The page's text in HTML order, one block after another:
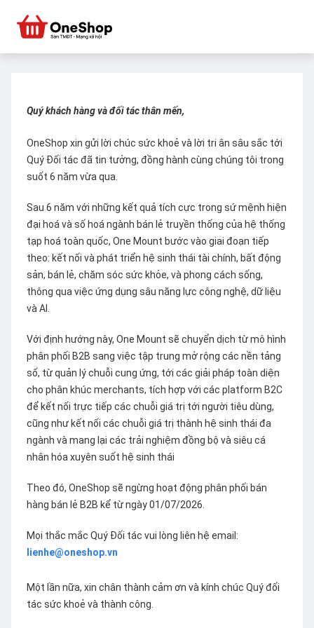
Quý khách hàng và đối tác thân mến,
OneShop xin gửi lời chúc sức khoẻ và lời tri ân sâu sắc tới
Quý Đối tác đã tin tưởng, đồng hành cùng chúng tôi trong
suốt 6 năm vừa qua.
Sau 6 năm với những kết quả tích cực trong sứ mệnh hiện
đại hoá và số hoá ngành bán lẻ truyền thống của hệ thống
tạp hoá toàn quốc, One Mount bước vào giai đoạn tiếp
theo: kết nối và phát triển hệ sinh thái tài chính, bất động
sản, bán lẻ, chăm sóc sức khỏe, và phong cách sống,
thông qua việc ứng dụng sâu năng lực công nghệ, dữ liệu
và AI.
Với định hướng này, One Mount sẽ chuyển dịch từ mô hình
phân phối B2B sang việc tập trung mở rộng các nền tảng
số, từ quản lý chuỗi cung ứng, tới các giải pháp toàn diện
cho phân khúc merchants, tích hợp với các platform B2C
để kết nối trực tiếp các chuỗi giá trị tới người tiêu dùng,
cũng như kết nối các chuỗi giá trị thành hệ sinh thái đa
ngành và mang lại các trải nghiệm đồng bộ và siêu cá
nhân hóa xuyên suốt hệ sinh thái
Theo đó, OneShop sẽ ngừng hoạt động phân phối bán
hàng bán lẻ B2B kể từ ngày 01/07/2026.
Mọi thắc mắc Quý Đối tác vui lòng liên hệ email:
lienhe@oneshop.vn
Một lần nữa, xin chân thành cảm ơn và kính chúc Quý đối
tác sức khoẻ và thành công.